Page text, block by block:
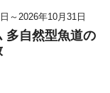
～2026年10月31日
多自然型魚道の